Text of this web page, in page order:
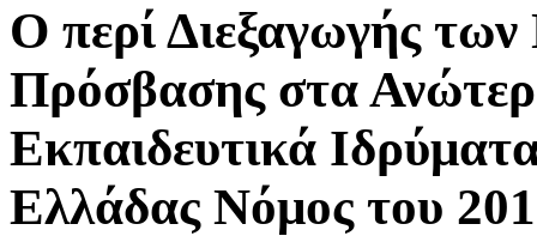
Ο περί Διεξαγωγής
Πρόσβασης στα
Εκπαιδευτικά
Ελλάδας Νόμος του